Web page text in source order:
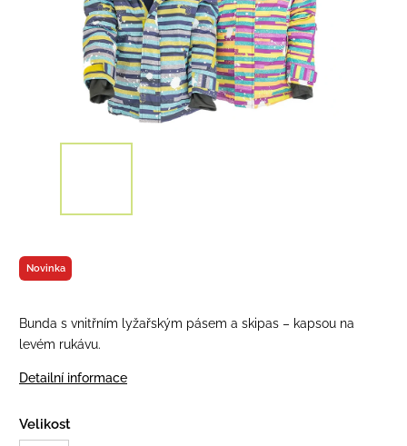
Novinka
Bunda s vnitřním lyžařským pásem a skipas – kapsou na
levém rukávu.
Detailní informace
Velikost